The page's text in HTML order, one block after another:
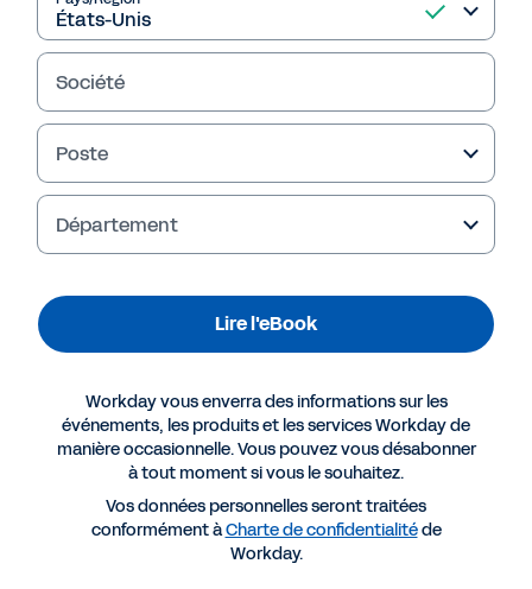
Lire l'eBook
Plus de ressources
Le futur de la Finance : le directeur comptable
nouvelle génération
Société
Poste
Département
Lire l'eBook
Workday vous enverra des informations sur les
événements, les produits et les services Workday de
manière occasionnelle. Vous pouvez vous désabonner
à tout moment si vous le souhaitez.
Vos données personnelles seront traitées
conformément àCharte de confidentialitéde
Workday.